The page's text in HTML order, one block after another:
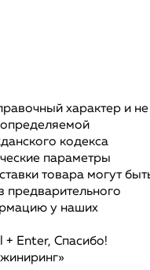
характер и не
кодекса
параметры
товара могут
предварительного
у наших
Enter, Спасибо!